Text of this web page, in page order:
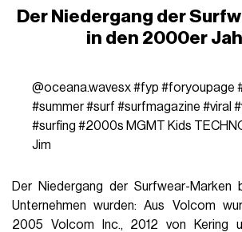
Der Niedergang der
in den 2000er
@oceana.wavesx#fyp #foryoupage
#summer#surf #surfmagazine #viral
#surfing #2000s MGMT Kids
Jim
Der Niedergang der Surfwear-Marken
Unternehmen wurden: Aus Volcom
2005 Volcom Inc., 2012 von Kering